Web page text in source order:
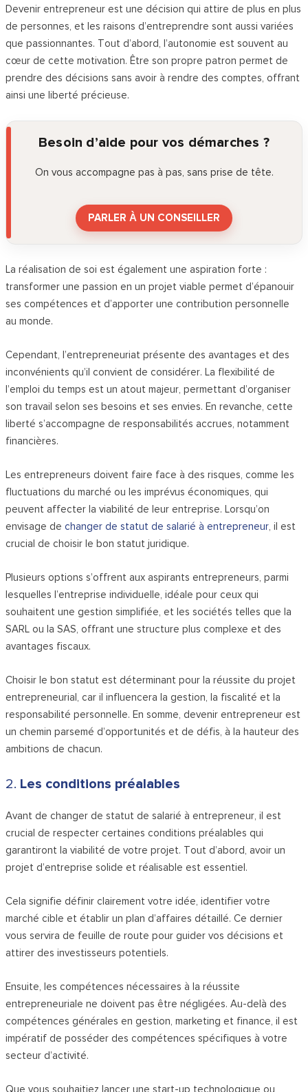
Devenir entrepreneur est une décision qui attire de plus en plus
de personnes, et les raisons d’entreprendre sont aussi variées
que passionnantes. Tout d’abord, l’autonomie est souvent au
cœur de cette motivation. Être son propre patron permet de
prendre des décisions sans avoir à rendre des comptes, offrant
ainsi une liberté précieuse.
Besoin d’aide pour vos démarches ?
On vous accompagne pas à pas, sans prise de tête.
PARLER À UN CONSEILLER
La réalisation de soi est également une aspiration forte :
transformer une passion en un projet viable permet d’épanouir
ses compétences et d’apporter une contribution personnelle
au monde.
Cependant, l’entrepreneuriat présente des avantages et des
inconvénients qu’il convient de considérer. La flexibilité de
l’emploi du temps est un atout majeur, permettant d’organiser
son travail selon ses besoins et ses envies. En revanche, cette
liberté s’accompagne de responsabilités accrues, notamment
financières.
Les entrepreneurs doivent faire face à des risques, comme les
fluctuations du marché ou les imprévus économiques, qui
peuvent affecter la viabilité de leur entreprise. Lorsqu’on
envisage de changer de statut de salarié à entrepreneur, il est
crucial de choisir le bon statut juridique.
Plusieurs options s’offrent aux aspirants entrepreneurs, parmi
lesquelles l’entreprise individuelle, idéale pour ceux qui
souhaitent une gestion simplifiée, et les sociétés telles que la
SARL ou la SAS, offrant une structure plus complexe et des
avantages fiscaux.
Choisir le bon statut est déterminant pour la réussite du projet
entrepreneurial, car il influencera la gestion, la fiscalité et la
responsabilité personnelle. En somme, devenir entrepreneur est
un chemin parsemé d’opportunités et de défis, à la hauteur des
ambitions de chacun.
2. Les conditions préalables
Avant de changer de statut de salarié à entrepreneur, il est
crucial de respecter certaines conditions préalables qui
garantiront la viabilité de votre projet. Tout d’abord, avoir un
projet d’entreprise solide et réalisable est essentiel.
Cela signifie définir clairement votre idée, identifier votre
marché cible et établir un plan d’affaires détaillé. Ce dernier
vous servira de feuille de route pour guider vos décisions et
attirer des investisseurs potentiels.
Ensuite, les compétences nécessaires à la réussite
entrepreneuriale ne doivent pas être négligées. Au-delà des
compétences générales en gestion, marketing et finance, il est
impératif de posséder des compétences spécifiques à votre
secteur d’activité.